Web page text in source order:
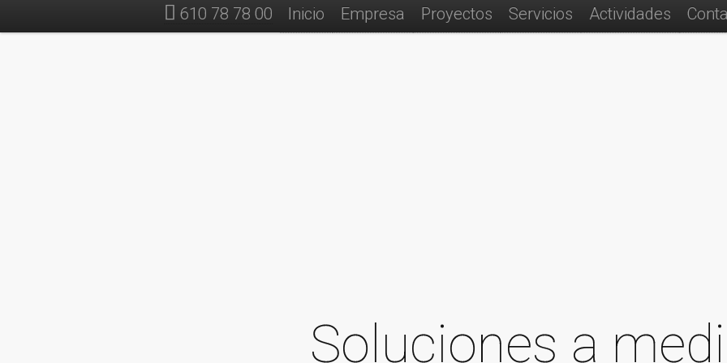
610 78 78 00 Inicio Empresa Proyectos Servicios Actividades
Soluciones a